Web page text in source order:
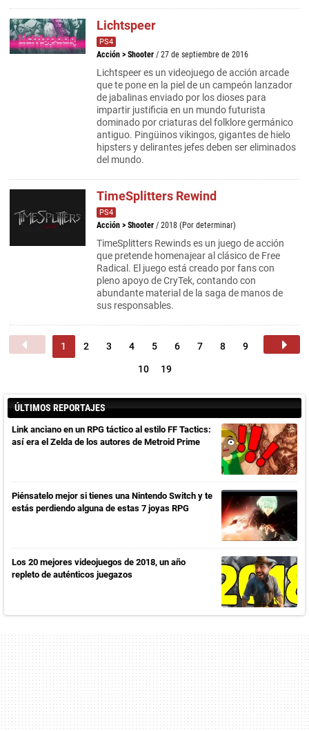
Lichtspeer
PS4
Acción > Shooter / 27 de septiembre de 2016
Lichtspeer es un videojuego de acción arcade
que te pone en la piel de un campeón lanzador
de jabalinas enviado por los dioses para
impartir justificia en un mundo futurista
dominado por criaturas del folklore germánico
antiguo. Pingüinos vikingos, gigantes de hielo
hipsters y delirantes jefes deben ser eliminados
del mundo.
TimeSplitters Rewind
PS4
Acción > Shooter / 2018 (Por determinar)
TimeSplitters Rewinds es un juego de acción
que pretende homenajear al clásico de Free
Radical. El juego está creado por fans con
pleno apoyo de CryTek, contando con
abundante material de la saga de manos de
sus responsables.
1 2 3 4 5 6 7 8 9
10 19
ÚLTIMOS REPORTAJES
Link anciano en un RPG táctico al estilo FF Tactics:
así era el Zelda de los autores de Metroid Prime
Piénsatelo mejor si tienes una Nintendo Switch y te
estás perdiendo alguna de estas 7 joyas RPG
Los 20 mejores videojuegos de 2018, un año
repleto de auténticos juegazos